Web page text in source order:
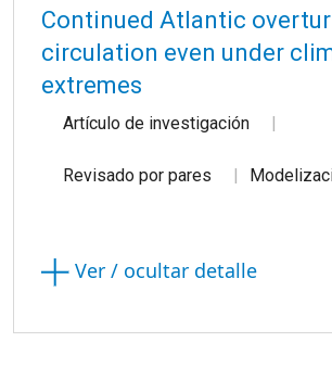
Continued Atlantic
circulation even under
extremes
Artículo de investigación
Revisado por pares
Ver / ocultar detalle